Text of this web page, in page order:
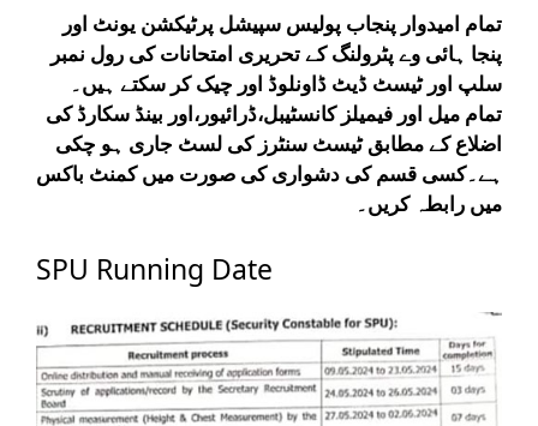
تمام امیدوار پنجاب پولیس سپیشل پرٹیکشن یونٹ اور
پنجا ہائی وے پٹرولنگ کے تحریری امتحانات کی رول نمبر
سلپ اور ٹیسٹ ڈیٹ ڈاونلوڈ اور چیک کر سکتے ہیں۔
تمام میل اور فیمیلز کانسٹیبل،ڈرائیور،اور بینڈ سکارڈ کی
اضلاع کے مطابق ٹیسٹ سنٹرز کی لسٹ جاری ہو چکی
ہے۔کسی قسم کی دشواری کی صورت میں کمنٹ باکس
میں رابطہ کریں۔
SPU Running Date